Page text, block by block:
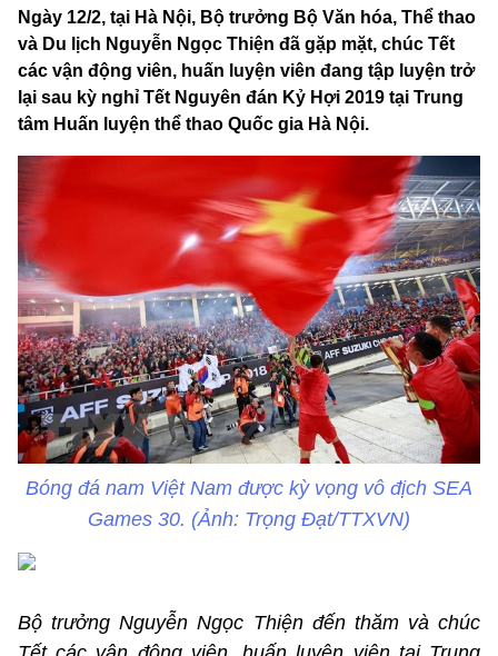
Ngày 12/2, tại Hà Nội, Bộ trưởng Bộ Văn hóa, Thể thao
và Du lịch Nguyễn Ngọc Thiện đã gặp mặt, chúc Tết
các vận động viên, huấn luyện viên đang tập luyện trở
lại sau kỳ nghỉ Tết Nguyên đán Kỷ Hợi 2019 tại Trung
tâm Huấn luyện thể thao Quốc gia Hà Nội.
Bóng đá nam Việt Nam được kỳ vọng vô địch SEA
Games 30. (Ảnh: Trọng Đạt/TTXVN)
Bộ trưởng Nguyễn Ngọc Thiện đến thăm và chúc